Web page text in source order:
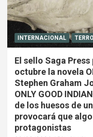
INTERNACIONAL
El sello Saga
octubre la novela
Stephen Graham
ONLY GOOD
de los huesos de
provocará que
protagonistas